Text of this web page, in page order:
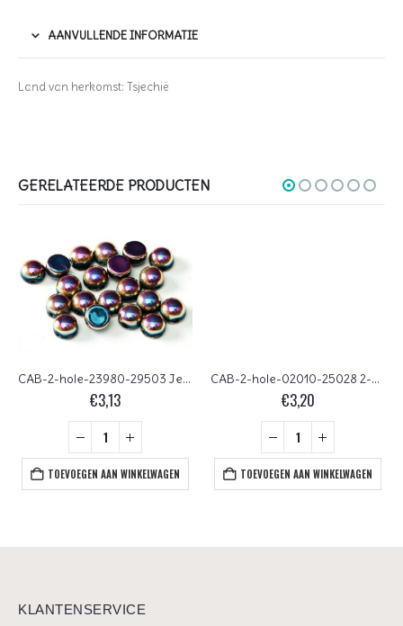
AANVULLENDE INFORMATIE
Land van herkomst: Tsjechië
GERELATEERDE PRODUCTEN
CAB-2-hole-23980-29503 Jet Full Sliperit 2-Hole Cabochon, 6 mm 25 Pc.
€3,13
TOEVOEGEN AAN WINKELWAGEN
CAB-2-hole-02010-25028 2-Hole Cabochon Pastel Lt. Grey 25 Pc.
€3,20
TOEVOEGEN AAN WINKELWAGEN
KLANTENSERVICE